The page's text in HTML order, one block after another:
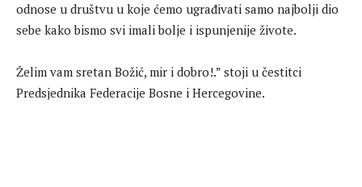
odnose u društvu u koje ćemo ugrađivati samo najbolji dio
sebe kako bismo svi imali bolje i ispunjenije živote.
Želim vam sretan Božić, mir i dobro!.” stoji u čestitci
Predsjednika Federacije Bosne i Hercegovine.